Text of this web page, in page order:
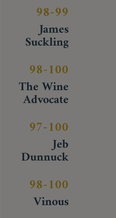
98-99
James
Suckling
98-100
The Wine
Advocate
97-100
Jeb
Dunnuck
98-100
Vinous